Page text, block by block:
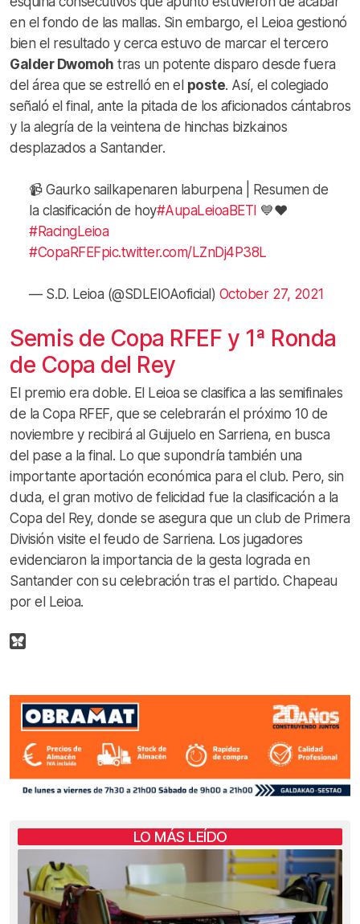
en el fondo de las mallas. Sin embargo, el Leioa gestionó
bien el resultado y cerca estuvo de marcar el tercero
Galder Dwomoh tras un potente disparo desde fuera
del área que se estrelló en el poste. Así, el colegiado
señaló el final, ante la pitada de los aficionados cántabros
y la alegría de la veintena de hinchas bizkainos
desplazados a Santander.
📹 Gaurko sailkapenaren laburpena | Resumen de
la clasificación de hoy#AupaLeioaBETI 💙❤️
#RacingLeioa
#CopaRFEFpic.twitter.com/LZnDj4P38L
— S.D. Leioa (@SDLEIOAoficial) October 27, 2021
Semis de Copa RFEF y 1ª Ronda
de Copa del Rey
El premio era doble. El Leioa se clasifica a las semifinales
de la Copa RFEF, que se celebrarán el próximo 10 de
noviembre y recibirá al Guijuelo en Sarriena, en busca
del pase a la final. Lo que supondría también una
importante aportación económica para el club. Pero, sin
duda, el gran motivo de felicidad fue la clasificación a la
Copa del Rey, donde se asegura que un club de Primera
División visite el feudo de Sarriena. Los jugadores
evidenciaron la importancia de la gesta lograda en
Santander con su celebración tras el partido. Chapeau
por el Leioa.
LO MÁS LEÍDO